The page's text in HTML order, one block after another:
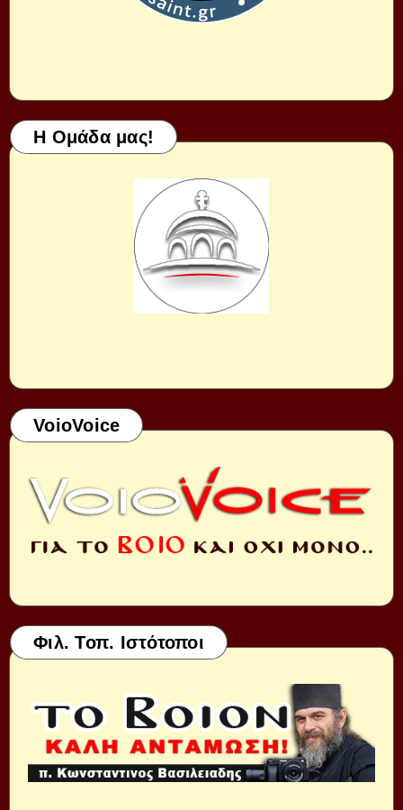
Η Ομάδα μας!
VoioVoice
Φιλ. Τοπ. Ιστότοποι